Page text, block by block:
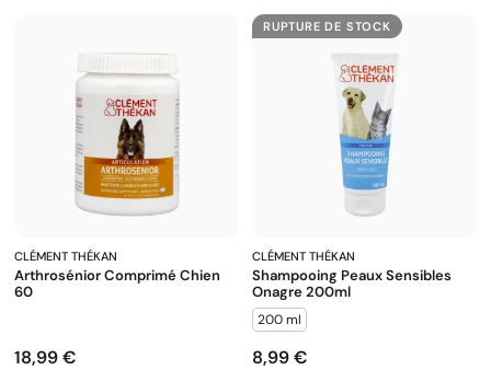
CLÉMENT THÉKAN
Arthrosénior Comprimé Chien
60
Prix
18,99 €
RUPTURE DE STOCK
CLÉMENT THÉKAN
Shampooing Peaux Sensibles
Onagre 200ml
200 ml
Prix
8,99 €